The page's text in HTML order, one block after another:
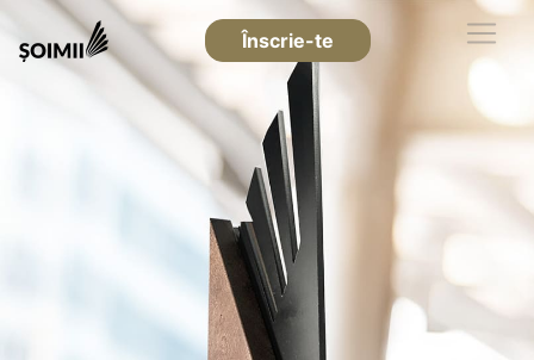
Înscrie-te